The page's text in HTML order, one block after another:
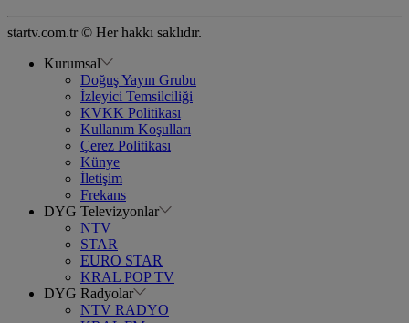
startv.com.tr © Her hakkı saklıdır.
Kurumsal
Doğuş Yayın Grubu
İzleyici Temsilciliği
KVKK Politikası
Kullanım Koşulları
Çerez Politikası
Künye
İletişim
Frekans
DYG Televizyonlar
NTV
STAR
EURO STAR
KRAL POP TV
DYG Radyolar
NTV RADYO